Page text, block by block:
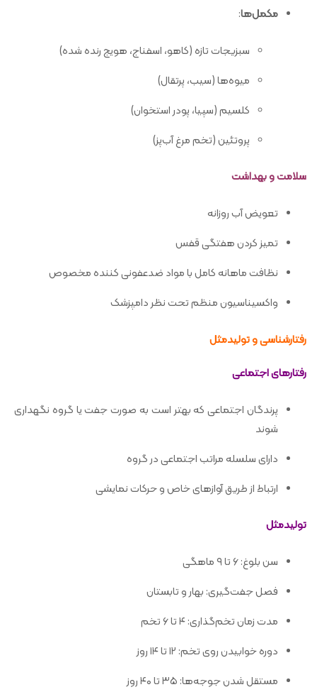
مکمل‌ها:
سبزیجات تازه (کاهو، اسفناج، هویج رنده شده)
میوه‌ها (سیب، پرتقال)
کلسیم (سپیا، پودر استخوان)
پروتئین (تخم مرغ آب‌پز)
سلامت و بهداشت
تعویض آب روزانه
تمیز کردن هفتگی قفس
نظافت ماهانه کامل با مواد ضدعفونی کننده مخصوص
واکسیناسیون منظم تحت نظر دامپزشک
رفتارشناسی و تولیدمثل
رفتارهای اجتماعی
پرندگان اجتماعی که بهتر است به صورت جفت یا گروه نگهداری
شوند
دارای سلسله مراتب اجتماعی در گروه
ارتباط از طریق آوازهای خاص و حرکات نمایشی
تولیدمثل
سن بلوغ: ۶ تا ۹ ماهگی
فصل جفت‌گیری: بهار و تابستان
مدت زمان تخم‌گذاری: ۴ تا ۶ تخم
دوره خوابیدن روی تخم: ۱۲ تا ۱۴ روز
مستقل شدن جوجه‌ها: ۳۵ تا ۴۰ روز